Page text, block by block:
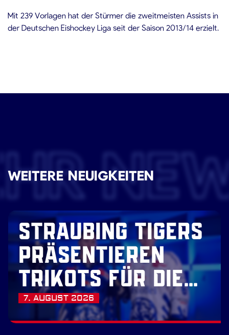
Mit 239 Vorlagen hat der Stürmer die zweitmeisten Assists in
der Deutschen Eishockey Liga seit der Saison 2013/14 erzielt.
WEITERE NEUIGKEITEN
STRAUBING TIGERS
PRÄSENTIEREN
TRIKOTS FÜR DIE
SAISON 2026/27
7. AUGUST 2026